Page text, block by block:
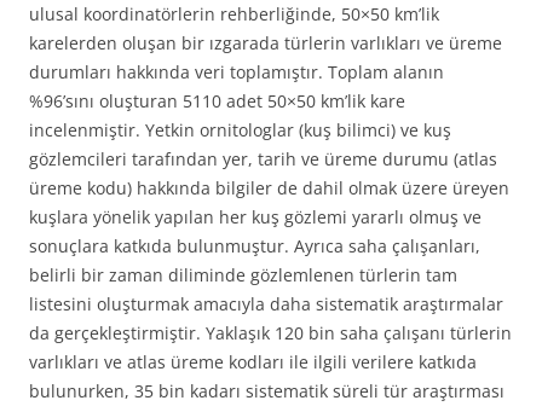
ulusal koordinatörlerin rehberliğinde, 50×50 km’lik
karelerden oluşan bir ızgarada türlerin varlıkları ve üreme
durumları hakkında veri toplamıştır. Toplam alanın
%96’sını oluşturan 5110 adet 50×50 km’lik kare
incelenmiştir. Yetkin ornitologlar (kuş bilimci) ve kuş
gözlemcileri tarafından yer, tarih ve üreme durumu (atlas
üreme kodu) hakkında bilgiler de dahil olmak üzere üreyen
kuşlara yönelik yapılan her kuş gözlemi yararlı olmuş ve
sonuçlara katkıda bulunmuştur. Ayrıca saha çalışanları,
belirli bir zaman diliminde gözlemlenen türlerin tam
listesini oluşturmak amacıyla daha sistematik araştırmalar
da gerçekleştirmiştir. Yaklaşık 120 bin saha çalışanı türlerin
varlıkları ve atlas üreme kodları ile ilgili verilere katkıda
bulunurken, 35 bin kadarı sistematik süreli tür araştırması